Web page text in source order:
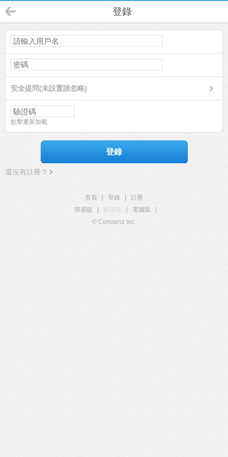
登錄
安全提問(未設置請忽略)
點擊重新加載
登錄
還沒有註冊？
首頁 登錄
註冊
簡易版
觸屏版 電腦版
© Comsenz Inc.